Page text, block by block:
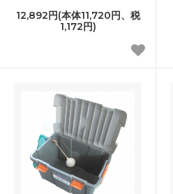
12,892円(本体11,720円、税
1,172円)